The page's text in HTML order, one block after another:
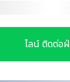
ไลน์ ติดต่อ